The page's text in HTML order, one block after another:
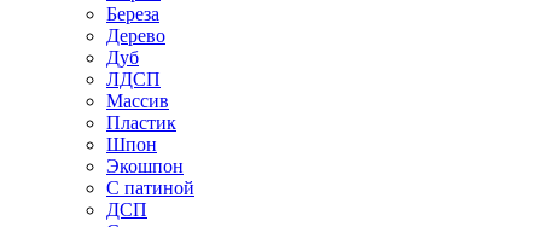
Береза
Дерево
Дуб
ЛДСП
Массив
Пластик
Шпон
Экошпон
С патиной
ДСП